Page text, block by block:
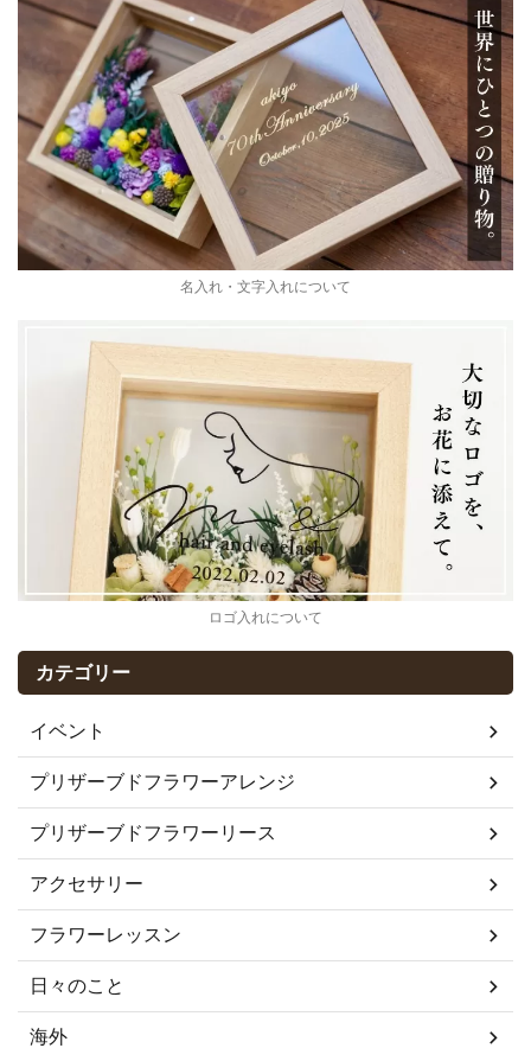
名入れ・文字入れについて
ロゴ入れについて
カテゴリー
イベント
プリザーブドフラワーアレンジ
プリザーブドフラワーリース
アクセサリー
フラワーレッスン
日々のこと
海外